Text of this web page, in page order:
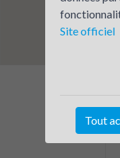
Site officiel
Tout